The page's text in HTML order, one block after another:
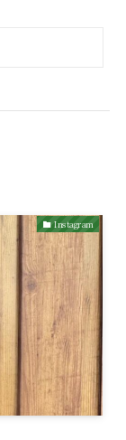
Instagram